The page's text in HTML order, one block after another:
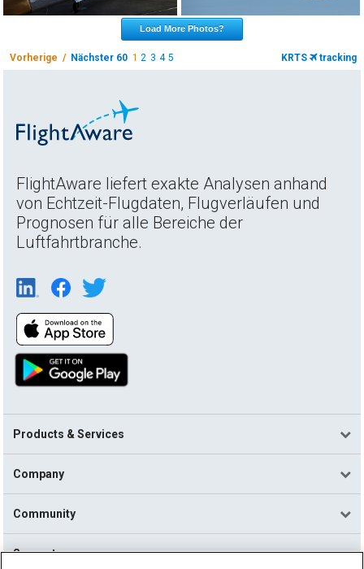
Load More Photos?
Vorherige / Nächster 60 12 3 4 5 KRTS tracking
FlightAware liefert exakte Analysen anhand
von Echtzeit-Flugdaten, Flugverläufen und
Prognosen für alle Bereiche der
Luftfahrtbranche.
Products & Services
Company
Community
Support